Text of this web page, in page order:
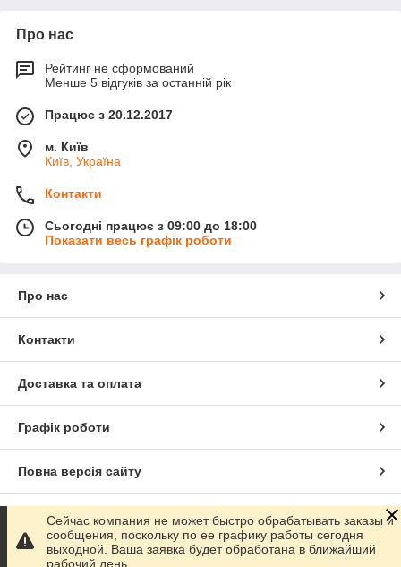
Про нас
Рейтинг не сформований
Менше 5 відгуків за останній рік
Працює з 20.12.2017
м. Київ
Київ, Україна
Контакти
Сьогодні працює з 09:00 до 18:00
Показати весь графік роботи
Про нас
Контакти
Доставка та оплата
Графік роботи
Повна версія сайту
Сайт створено на маркетплейсі Prom.ua
Політика конфіденційності
Сейчас компания не может быстро обрабатывать заказы и
сообщения, поскольку по ее графику работы сегодня
выходной. Ваша заявка будет обработана в ближайший
рабочий день.